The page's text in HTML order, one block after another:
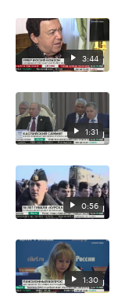
3:44
1:31
0:56
1:30